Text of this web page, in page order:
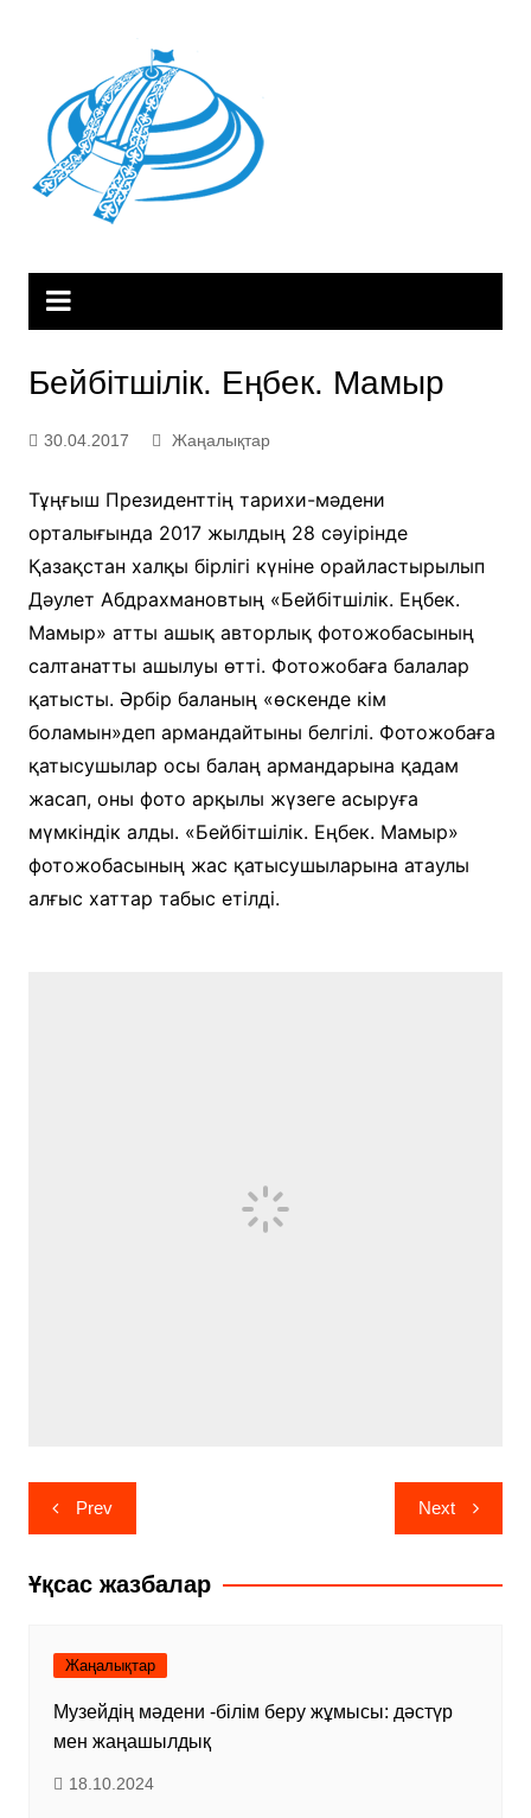
Бейбітшілік. Еңбек. Мамыр
30.04.2017 Жаңалықтар
Тұңғыш Президенттің тарихи-мәдени
орталығында 2017 жылдың 28 сәуірінде
Қазақстан халқы бірлігі күніне орайластырылып
Дәулет Абдрахмановтың «Бейбітшілік. Еңбек.
Мамыр» атты ашық авторлық фотожобасының
салтанатты ашылуы өтті. Фотожобаға балалар
қатысты. Әрбір баланың «өскенде кім
боламын»деп армандайтыны белгілі. Фотожобаға
қатысушылар осы балаң армандарына қадам
жасап, оны фото арқылы жүзеге асыруға
мүмкіндік алды. «Бейбітшілік. Еңбек. Мамыр»
фотожобасының жас қатысушыларына атаулы
алғыс хаттар табыс етілді.
Навигация
по
записям
Prev Next
Ұқсас жазбалар
Жаңалықтар
Музейдің мәдени -білім беру жұмысы: дәстүр
мен жаңашылдық
18.10.2024